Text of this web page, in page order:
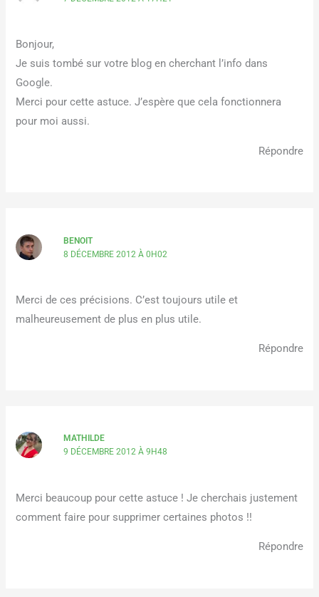
Bonjour,
Je suis tombé sur votre blog en cherchant l’info dans
Google.
Merci pour cette astuce. J’espère que cela fonctionnera
pour moi aussi.
Répondre
BENOIT
8 DÉCEMBRE 2012 À 0H02
Merci de ces précisions. C’est toujours utile et
malheureusement de plus en plus utile.
Répondre
MATHILDE
9 DÉCEMBRE 2012 À 9H48
Merci beaucoup pour cette astuce ! Je cherchais justement
comment faire pour supprimer certaines photos !!
Répondre